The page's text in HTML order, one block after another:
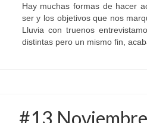
Hay muchas formas de hacer
ser y los objetivos que nos
Lluvia con truenos
distintas pero un mismo fin,
#13